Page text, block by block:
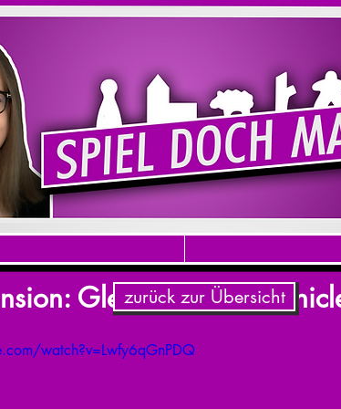
Glen More II
watch?v=Lwfy6qGnPDQ
zurück zur Übersicht